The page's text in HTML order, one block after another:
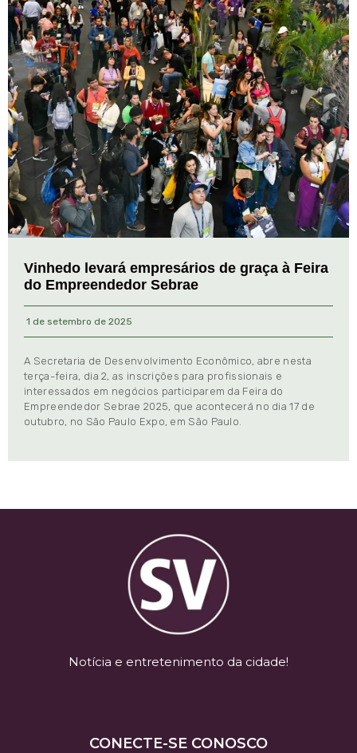
Vinhedo levará empresários de graça à Feira
do Empreendedor Sebrae
1 de setembro de 2025
A Secretaria de Desenvolvimento Econômico, abre nesta
terça-feira, dia 2, as inscrições para profissionais e
interessados em negócios participarem da Feira do
Empreendedor Sebrae 2025, que acontecerá no dia 17 de
outubro, no São Paulo Expo, em São Paulo.
Notícia e entretenimento da cidade!
CONECTE-SE CONOSCO